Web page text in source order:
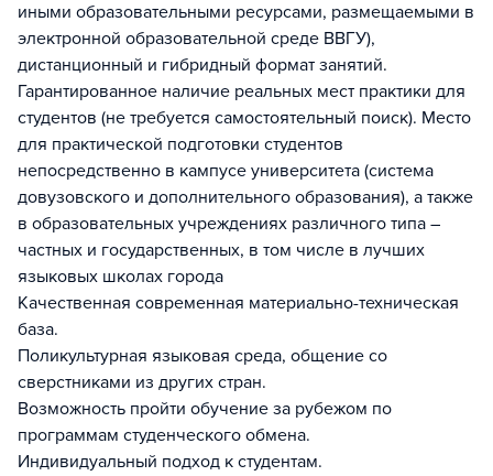
иными образовательными ресурсами, размещаемыми в
электронной образовательной среде ВВГУ),
дистанционный и гибридный формат занятий.
Гарантированное наличие реальных мест практики для
студентов (не требуется самостоятельный поиск). Место
для практической подготовки студентов
непосредственно в кампусе университета (система
довузовского и дополнительного образования), а также
в образовательных учреждениях различного типа –
частных и государственных, в том числе в лучших
языковых школах города
Качественная современная материально-техническая
база.
Поликультурная языковая среда, общение со
сверстниками из других стран.
Возможность пройти обучение за рубежом по
программам студенческого обмена.
Индивидуальный подход к студентам.